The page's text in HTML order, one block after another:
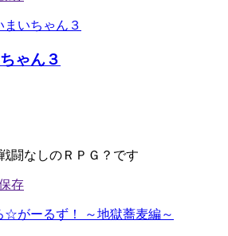
ゃん３
闘なしのＲＰＧ？です